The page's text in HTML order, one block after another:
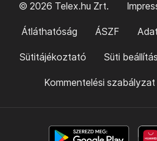
© 2026 Telex.hu Zrt.
Átláthatóság ÁSZF
Sütitájékoztató Süti
Kommentelési szabályzat